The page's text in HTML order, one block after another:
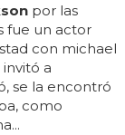
por las
fue un actor
con michael
invitó a
se la encontró
como